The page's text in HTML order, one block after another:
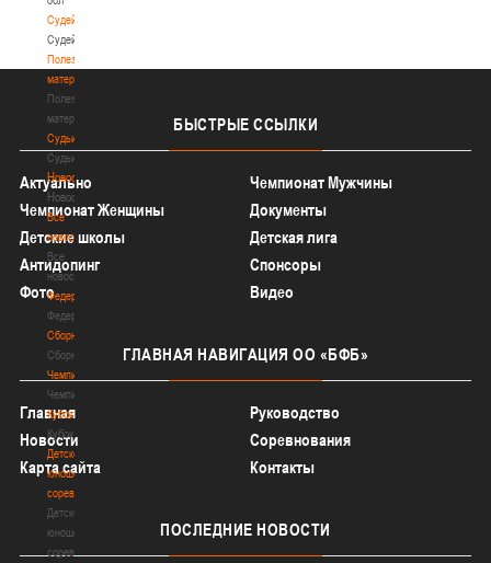
Судейство
Судейство
Полезные
материалы
Полезные
материалы
Судьи
Судьи
Новости
Новости
Все
новости
Все
новости
Федерация
Федерация
Сборные
Сборные
Чемпионат
Чемпионат
Кубок
Кубок
Детско-
юношеские
соревнования
Детско-
юношеские
соревнования
БЫСТРЫЕ ССЫЛКИ
Актуально
Чемпионат Мужчины
Чемпионат Женщины
Документы
Детские школы
Детская лига
Антидопинг
Спонсоры
Фото
Видео
ГЛАВНАЯ НАВИГАЦИЯ ОО «БФБ»
Главная
Руководство
Новости
Соревнования
Карта сайта
Контакты
ПОСЛЕДНИЕ НОВОСТИ